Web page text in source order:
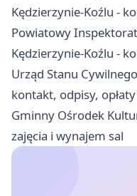
Kędzierzynie-Koźlu -
Powiatowy
Kędzierzynie-Koźlu -
Urząd Stanu
kontakt, odpisy,
Gminny Ośrodek
zajęcia i wynajem sal